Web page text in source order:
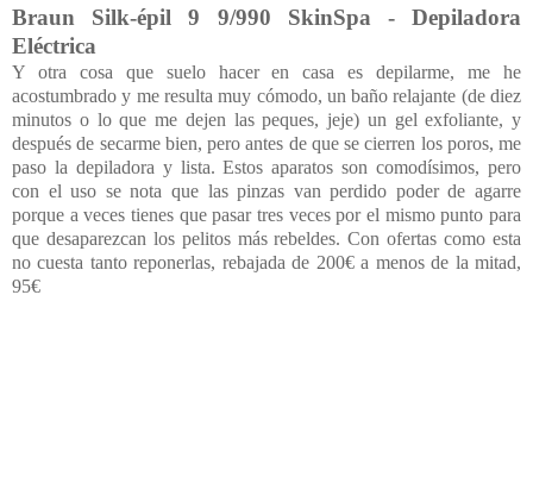
Braun Silk-épil 9 9/990 SkinSpa - Depiladora
Eléctrica
Y otra cosa que suelo hacer en casa es depilarme, me he
acostumbrado y me resulta muy cómodo, un baño relajante (de diez
minutos o lo que me dejen las peques, jeje) un gel exfoliante, y
después de secarme bien, pero antes de que se cierren los poros, me
paso la depiladora y lista. Estos aparatos son comodísimos, pero
con el uso se nota que las pinzas van perdido poder de agarre
porque a veces tienes que pasar tres veces por el mismo punto para
que desaparezcan los pelitos más rebeldes. Con ofertas como esta
no cuesta tanto reponerlas, rebajada de 200€ a menos de la mitad,
95€